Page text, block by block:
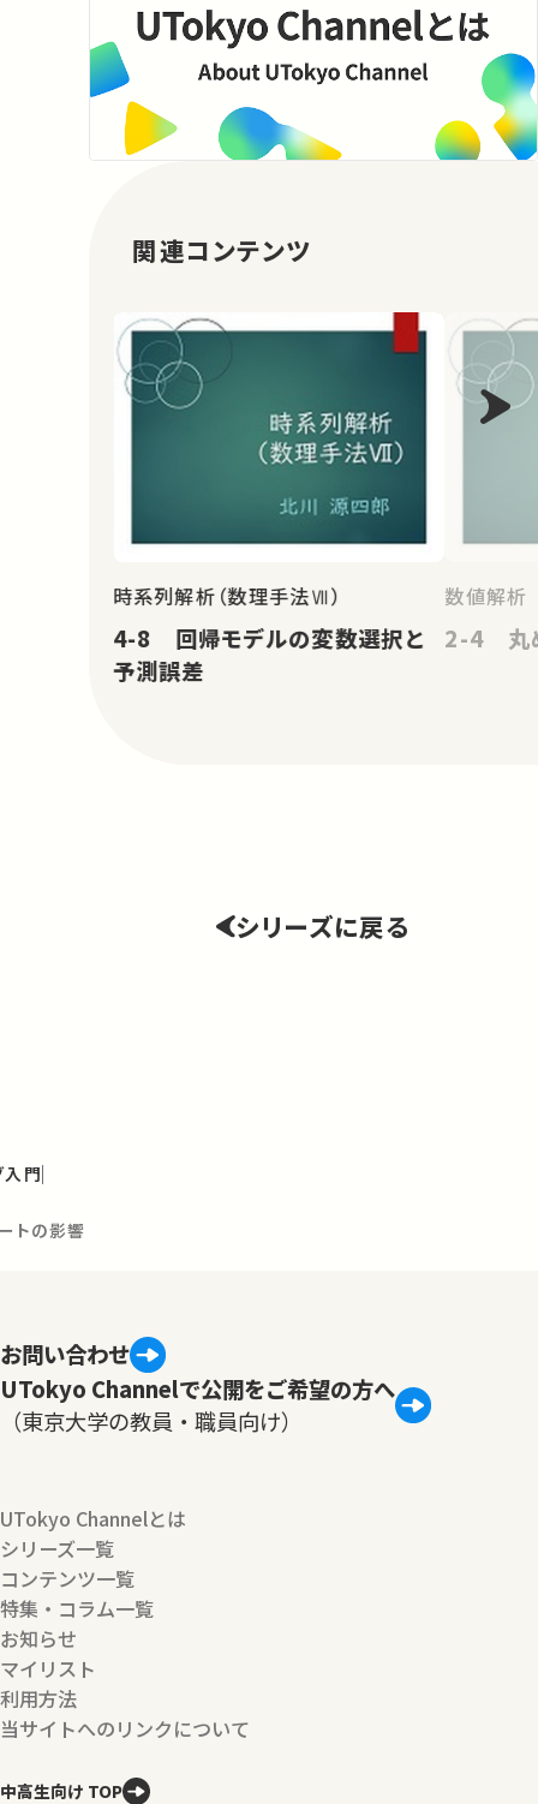
関連コンテンツ
時系列解析（数理手法Ⅶ）
4-8 回帰モデルの変数選択と
予測誤差
数値解析
2-4 丸
シリーズに戻る
入門
トの影響
お問い合わせ
UTokyo Channelで公開をご希望の方へ
（東京大学の教員・職員向け）
UTokyo Channelとは
シリーズ一覧
コンテンツ一覧
特集・コラム一覧
お知らせ
マイリスト
利用方法
当サイトへのリンクについて
中高生向け TOP